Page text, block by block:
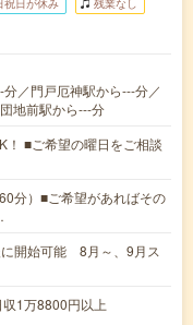
祝日が休み 残業なし
／門戸厄神駅から---分／
地前駅から---分
！ ■ご希望の曜日をご相談
分）■ご希望があればその
開始可能 8月～、9月ス
1万8800円以上